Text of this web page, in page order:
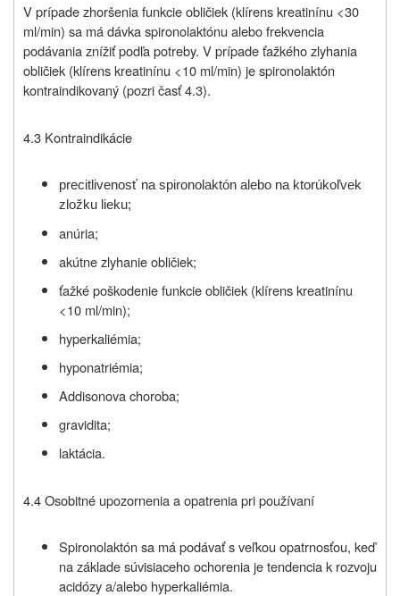
V prípade zhoršenia funkcie obličiek (klírens kreatinínu <30
ml/min) sa má dávka spironolaktónu alebo frekvencia
podávania znížiť podľa potreby. V prípade ťažkého zlyhania
obličiek (klírens kreatinínu <10 ml/min) je spironolaktón
kontraindikovaný (pozri časť 4.3).
4.3 Kontraindikácie
precitlivenosť na spironolaktón alebo na ktorúkoľvek
zložku lieku;
anúria;
akútne zlyhanie obličiek;
ťažké poškodenie funkcie obličiek (klírens kreatinínu
<10 ml/min);
hyperkaliémia;
hyponatriémia;
Addisonova choroba;
gravidita;
laktácia.
4.4 Osobitné upozornenia a opatrenia pri používaní
Spironolaktón sa má podávať s veľkou opatrnosťou, keď
na základe súvisiaceho ochorenia je tendencia k rozvoju
acidózy a/alebo hyperkaliémia.